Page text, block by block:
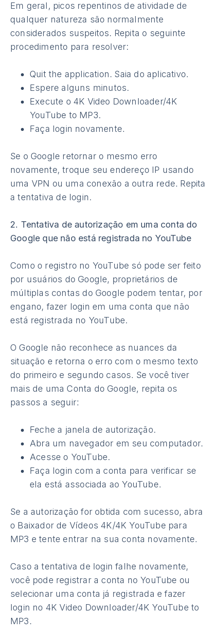
Em geral, picos repentinos de atividade de
qualquer natureza são normalmente
considerados suspeitos. Repita o seguinte
procedimento para resolver:
Quit the application. Saia do aplicativo.
Espere alguns minutos.
Execute o 4K Video Downloader/4K
YouTube to MP3.
Faça login novamente.
Se o Google retornar o mesmo erro
novamente, troque seu endereço IP usando
uma VPN ou uma conexão a outra rede. Repita
a tentativa de login.
2. Tentativa de autorização em uma conta do
Google que não está registrada no YouTube
Como o registro no YouTube só pode ser feito
por usuários do Google, proprietários de
múltiplas contas do Google podem tentar, por
engano, fazer login em uma conta que não
está registrada no YouTube.
O Google não reconhece as nuances da
situação e retorna o erro com o mesmo texto
do primeiro e segundo casos. Se você tiver
mais de uma Conta do Google, repita os
passos a seguir:
Feche a janela de autorização.
Abra um navegador em seu computador.
Acesse o YouTube.
Faça login com a conta para verificar se
ela está associada ao YouTube.
Se a autorização for obtida com sucesso, abra
o Baixador de Vídeos 4K/4K YouTube para
MP3 e tente entrar na sua conta novamente.
Caso a tentativa de login falhe novamente,
você pode registrar a conta no YouTube ou
selecionar uma conta já registrada e fazer
login no 4K Video Downloader/4K YouTube to
MP3.